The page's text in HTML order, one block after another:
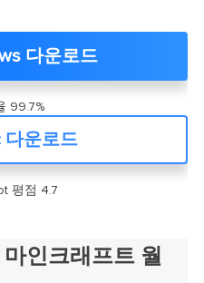
다운로드
99.7%
다운로드
평점 4.7
인크래프트 월